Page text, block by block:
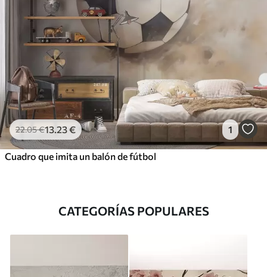
22.05€13 .23€ 1
Cuadro que imita un balón de fútbol
CATEGORÍAS POPULARES